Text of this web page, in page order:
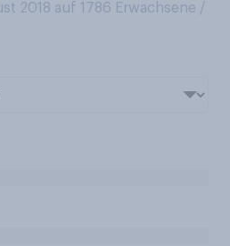
2018 auf 1786 Erwachsene /